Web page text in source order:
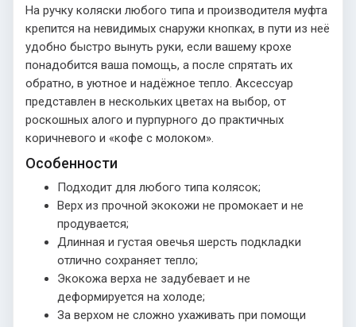
На ручку коляски любого типа и производителя муфта
крепится на невидимых снаружи кнопках, в пути из неё
удобно быстро вынуть руки, если вашему крохе
понадобится ваша помощь, а после спрятать их
обратно, в уютное и надёжное тепло. Аксессуар
представлен в нескольких цветах на выбор, от
роскошных алого и пурпурного до практичных
коричневого и «кофе с молоком».
Особенности
Подходит для любого типа колясок;
Верх из прочной экокожи не промокает и не
продувается;
Длинная и густая овечья шерсть подкладки
отлично сохраняет тепло;
Экокожа верха не задубевает и не
деформируется на холоде;
За верхом не сложно ухаживать при помощи